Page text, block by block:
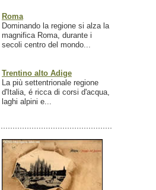
Roma
Dominando la regione si alza la
magnifica Roma, durante i
secoli centro del mondo...
Trentino alto Adige
La più settentrionale regione
d'Italia, é ricca di corsi d'acqua,
laghi alpini e...